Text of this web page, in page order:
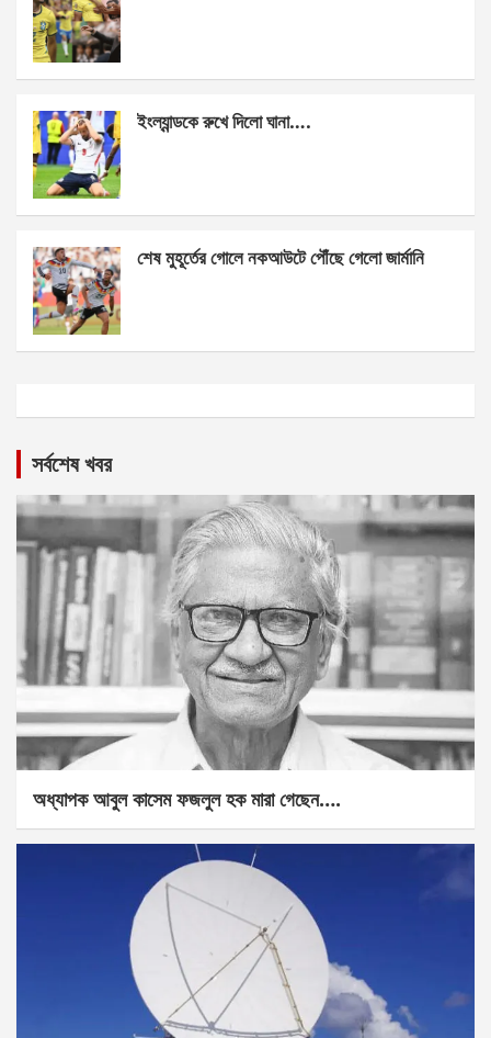
ইংল্যান্ডকে রুখে দিলো ঘানা….
শেষ মুহূর্তের গোলে নকআউটে পৌঁছে গেলো জার্মানি
সর্বশেষ খবর
অধ্যাপক আবুল কাসেম ফজলুল হক মারা গেছেন….